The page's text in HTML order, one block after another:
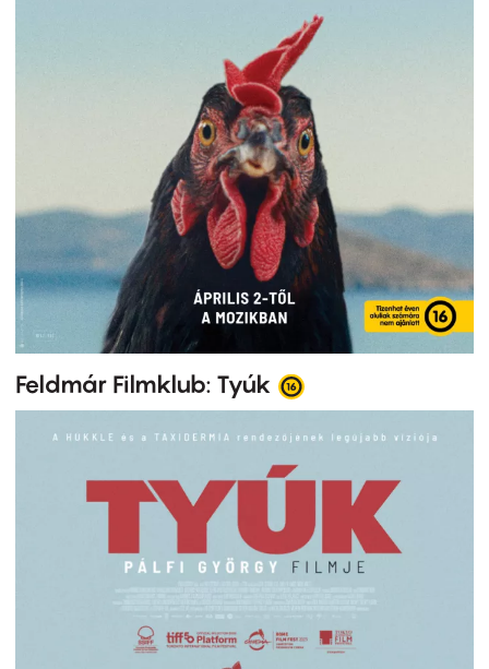
Feldmár Filmklub: Tyúk